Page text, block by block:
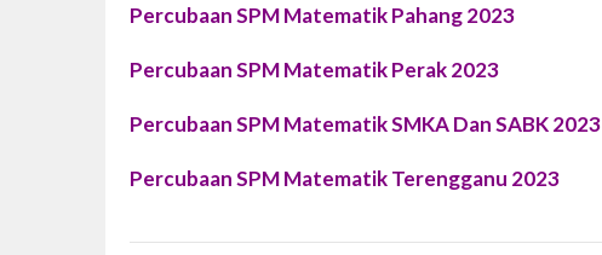
Percubaan SPM Matematik Pahang 2023
Percubaan SPM Matematik Perak 2023
Percubaan SPM Matematik SMKA Dan SABK 2023
Percubaan SPM Matematik Terengganu 2023